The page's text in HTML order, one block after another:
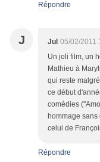
Répondre
J Jul 05/02/2011
Un joli film, un
Mathieu à
qui reste
ce début
comédies
hommage
celui de
Répondre